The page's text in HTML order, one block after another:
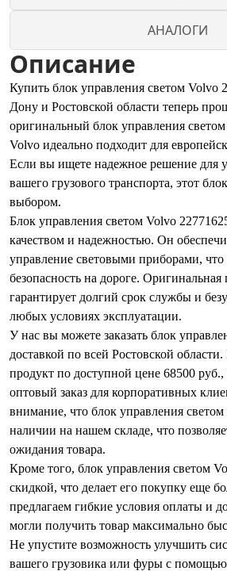
АНАЛОГИ
Описание
Купить блок управления светом Volvo
Дону и Ростовской области теперь
оригинальный блок управления
Volvo идеально подходит для
Если вы ищете надежное решение для
вашего грузового транспорта, этот
выбором.
Блок управления светом Volvo
качеством и надежностью. Он
управление световыми приборами,
безопасность на дороге.
гарантирует долгий срок службы и
любых условиях эксплуатации.
У нас вы можете заказать блок
доставкой по всей Ростовской
продукт по доступной цене 68500
оптовый заказ для корпоративных
внимание, что блок управления светом
наличии на нашем складе, что
ожидания товара.
Кроме того, блок управления светом
скидкой, что делает его покупку еще
предлагаем гибкие условия оплаты и
могли получить товар максимально
Не упустите возможность улучшить
вашего грузовика или фуры с